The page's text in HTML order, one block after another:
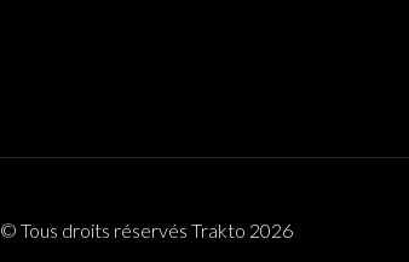
© Tous droits réservés Trakto 2026